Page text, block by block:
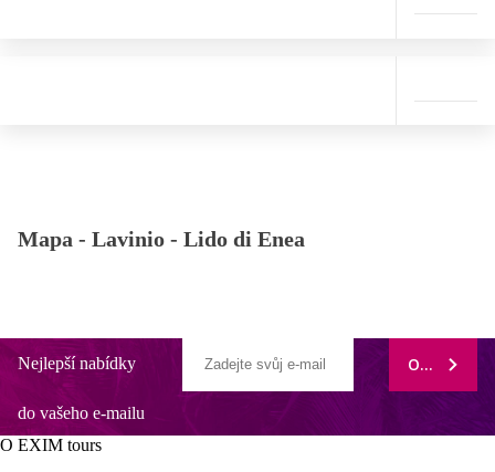
Mapa - Lavinio - Lido di Enea
Nejlepší nabídky
do vašeho e-mailu
ODEBÍRAT
O EXIM tours